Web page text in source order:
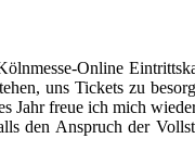
Online
uns Tickets zu
Jahr freue ich mich
den Anspruch der